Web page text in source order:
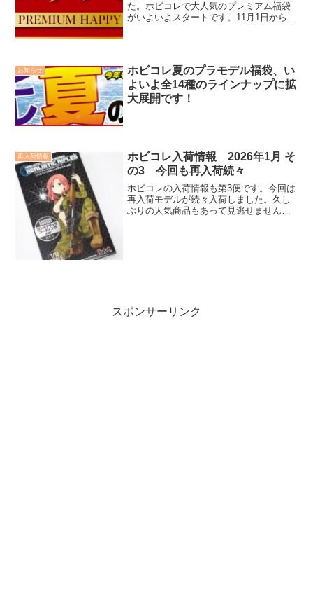
た。ホビコレで大人気のプレミアム福袋
がいよいよスタートです。11月1日からは
お知らせ
ホビコレ夏のプラモデル福袋、い
よいよ全14種のラインナップに拡
大展開です！
再入荷情報
ホビコレ入荷情報 2026年1月 そ
の3 今回も再入荷続々
ホビコレの入荷情報も第3便です。今回は
再入荷モデルが続々入荷しました。久し
ぶりの人気商品もあって見逃せません。
スポンサーリンク